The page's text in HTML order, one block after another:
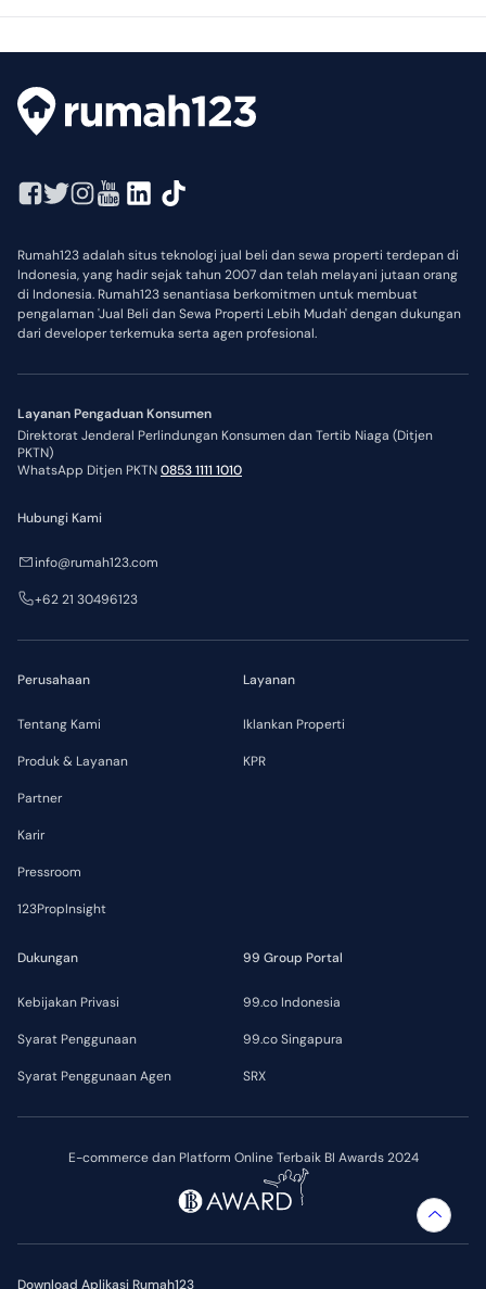
Rumah123 adalah situs teknologi jual beli dan sewa properti terdepan di
Indonesia, yang hadir sejak tahun 2007 dan telah melayani jutaan orang
di Indonesia. Rumah123 senantiasa berkomitmen untuk membuat
pengalaman 'Jual Beli dan Sewa Properti Lebih Mudah' dengan dukungan
dari developer terkemuka serta agen profesional.
Layanan Pengaduan Konsumen
Direktorat Jenderal Perlindungan Konsumen dan Tertib Niaga (Ditjen
PKTN)
WhatsApp Ditjen PKTN0853 1111 1010
E-commerce dan Platform Online Terbaik BI Awards 2024
Download Aplikasi Rumah123
Perusahaan
Tentang Kami
Produk & Layanan
Partner
Karir
Pressroom
123PropInsight
Layanan
Iklankan Properti
KPR
Dukungan
Kebijakan Privasi
Syarat Penggunaan
Syarat Penggunaan Agen
99 Group Portal
99.co Indonesia
99.co Singapura
SRX
Hubungi Kami
info@rumah123.com
+62 21 30496123